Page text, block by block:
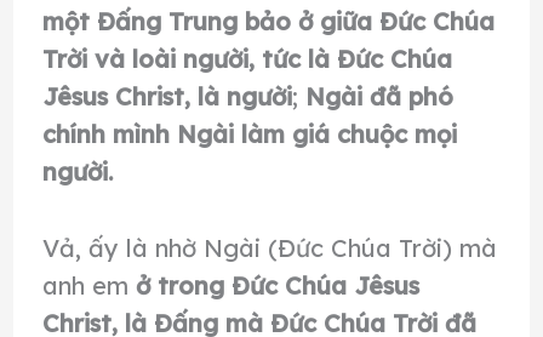
một Ðấng Trung bảo ở giữa Ðức Chúa
Trời và loài người, tức là Ðức Chúa
Jêsus Christ, là người; Ngài đã phó
chính mình Ngài làm giá chuộc mọi
người.
Vả, ấy là nhờ Ngài (Đức Chúa Trời) mà
anh em ở trong Ðức Chúa Jêsus
Christ, là Ðấng mà Ðức Chúa Trời đã